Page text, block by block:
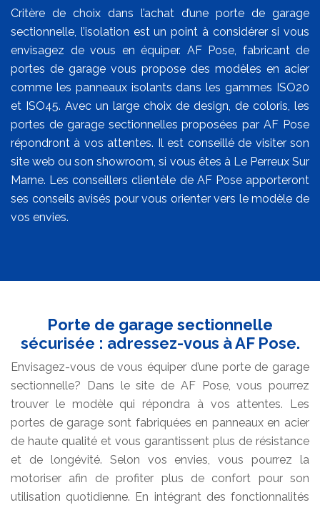
Critère de choix dans l’achat d’une porte de garage
sectionnelle, l’isolation est un point à considérer si vous
envisagez de vous en équiper. AF Pose, fabricant de
portes de garage vous propose des modèles en acier
comme les panneaux isolants dans les gammes ISO20
et ISO45. Avec un large choix de design, de coloris, les
portes de garage sectionnelles proposées par AF Pose
répondront à vos attentes. Il est conseillé de visiter son
site web ou son showroom, si vous êtes à Le Perreux Sur
Marne. Les conseillers clientèle de AF Pose apporteront
ses conseils avisés pour vous orienter vers le modèle de
vos envies.
Porte de garage sectionnelle
sécurisée : adressez-vous à AF Pose.
Envisagez-vous de vous équiper d’une porte de garage
sectionnelle? Dans le site de AF Pose, vous pourrez
trouver le modèle qui répondra à vos attentes. Les
portes de garage sont fabriquées en panneaux en acier
de haute qualité et vous garantissent plus de résistance
et de longévité. Selon vos envies, vous pourrez la
motoriser afin de profiter plus de confort pour son
utilisation quotidienne. En intégrant des fonctionnalités